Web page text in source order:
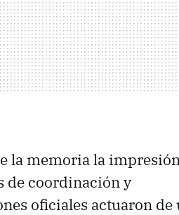
la memoria la
de coordinación y
oficiales actuaron de